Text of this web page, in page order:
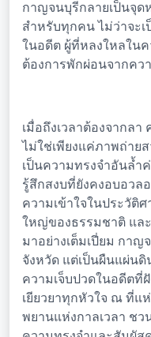
กาญจนบุรีกลายเป็นจุ
สำหรับทุกคน ไม่ว่าจะเ
ในอดีต ผู้ที่หลงใหลใน
ต้องการพักผ่อนจากคว
เมื่อถึงเวลาต้องจากล
ไม่ใช่เพียงแค่ภาพถ่าย
เป็นความทรงจำอันล้ำ
รู้สึกสงบที่ยังคงอบอวล
ความเข้าใจในประวัติ
ใหญ่ของธรรมชาติ แล
มาอย่างเต็มเปี่ยม กาญ
จังหวัด แต่เป็นผืนแผ่นดิ
ความเจ็บปวดในอดีตที่
เยียวยาทุกหัวใจ ณ ที่แ
พยานแห่งกาลเวลา ชว